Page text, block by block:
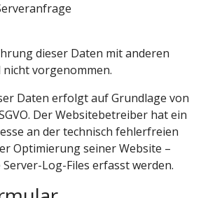
dieser Daten mit anderen
vorgenommen.
Daten erfolgt auf Grundlage von
Der Websitebetreiber hat ein
an der technisch fehlerfreien
Optimierung seiner Website –
Log-Files erfasst werden.